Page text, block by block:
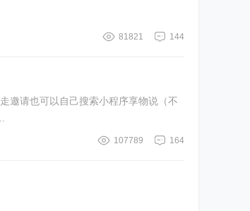
144
81821
164
107789